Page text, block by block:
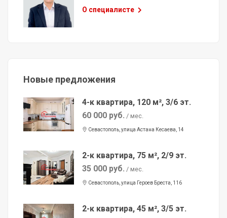
О специалисте
Новые предложения
4-к квартира, 120 м², 3/6 эт.
60 000 руб. / мес.
Севастополь, улица Астана Кесаева, 14
2-к квартира, 75 м², 2/9 эт.
35 000 руб. / мес.
Севастополь, улица Героев Бреста, 116
2-к квартира, 45 м², 3/5 эт.